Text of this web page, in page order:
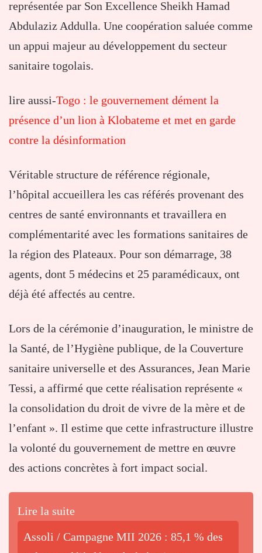
représentée par Son Excellence Sheikh Hamad
Abdulaziz Addulla. Une coopération saluée comme
un appui majeur au développement du secteur
sanitaire togolais.
lire aussi-Togo : le gouvernement dément la
présence d’un lion à Klobateme et met en garde
contre la désinformation
Véritable structure de référence régionale,
l’hôpital accueillera les cas référés provenant des
centres de santé environnants et travaillera en
complémentarité avec les formations sanitaires de
la région des Plateaux. Pour son démarrage, 38
agents, dont 5 médecins et 25 paramédicaux, ont
déjà été affectés au centre.
Lors de la cérémonie d’inauguration, le ministre de
la Santé, de l’Hygiène publique, de la Couverture
sanitaire universelle et des Assurances, Jean Marie
Tessi, a affirmé que cette réalisation représente «
la consolidation du droit de vivre de la mère et de
l’enfant ». Il estime que cette infrastructure illustre
la volonté du gouvernement de mettre en œuvre
des actions concrètes à fort impact social.
Lire la suite
Assoli / Campagne MII 2026 : 85,1 % des